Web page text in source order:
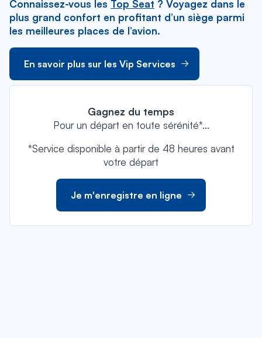
Connaissez-vous les Top Seat ? Voyagez dans le
plus grand confort en profitant d’un siège parmi
les meilleures places de l’avion.
En savoir plus sur les Vip Services
Gagnez du temps
Pour un départ en toute sérénité*...
*Service disponible à partir de 48 heures avant
votre départ
Je m'enregistre en ligne